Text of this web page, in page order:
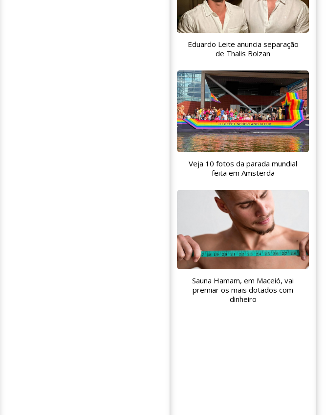
Eduardo Leite anuncia separação
de Thalis Bolzan
Veja 10 fotos da parada mundial
feita em Amsterdã
Sauna Hamam, em Maceió, vai
premiar os mais dotados com
dinheiro